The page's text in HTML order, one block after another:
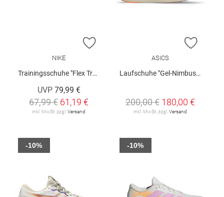
ZUR WUNSCHLISTE HINZUFÜGEN
NIKE
Trainingsschuhe "Flex Train W"
UVP 79,99 €
67,99 € 61,19 €
inkl. MwSt. zzgl. Versand
ZUR
ASICS
Laufschuhe "Gel-Nimbus 28 W"
200,00 € 180,00 €
inkl. MwSt. zzgl. Versand
-10% -10%